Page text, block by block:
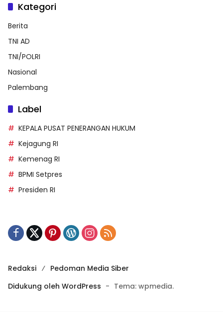
Kategori
Berita
TNI AD
TNI/POLRI
Nasional
Palembang
Label
KEPALA PUSAT PENERANGAN HUKUM
Kejagung RI
Kemenag RI
BPMI Setpres
Presiden RI
Redaksi
Pedoman Media Siber
Didukung oleh WordPress - Tema: wpmedia.